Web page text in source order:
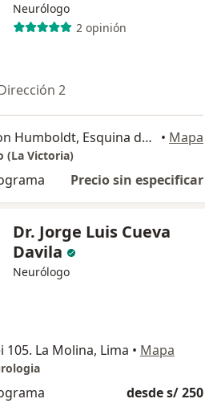
Neurólogo
2 opinión
2
Jr. Alexander Von Humboldt, Esquina de Av. Iquitos 600, La Victoria, Lima • Mapa
(La Victoria)
Precio sin especificar
Dr. Jorge Luis Cueva
Davila
Neurólogo
105. La Molina, Lima • Mapa
desde s/ 250